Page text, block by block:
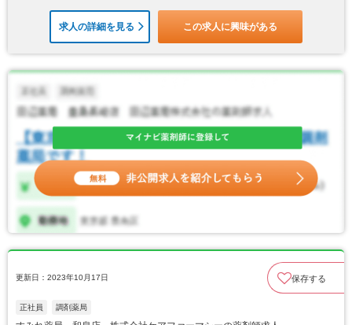
求人の詳細を見る この求人に興味がある
更新日：2023年10月17日 保存する
正社員 調剤薬局